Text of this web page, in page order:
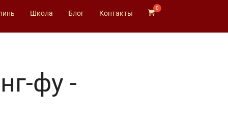
Школа Блог Контакты
фу -